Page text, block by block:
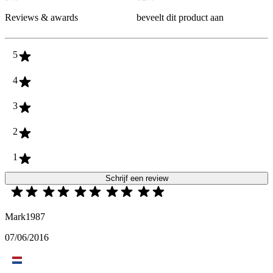
Reviews & awards
beveelt dit product aan
5
4
3
2
1
Schrijf een review
Mark1987
07/06/2016